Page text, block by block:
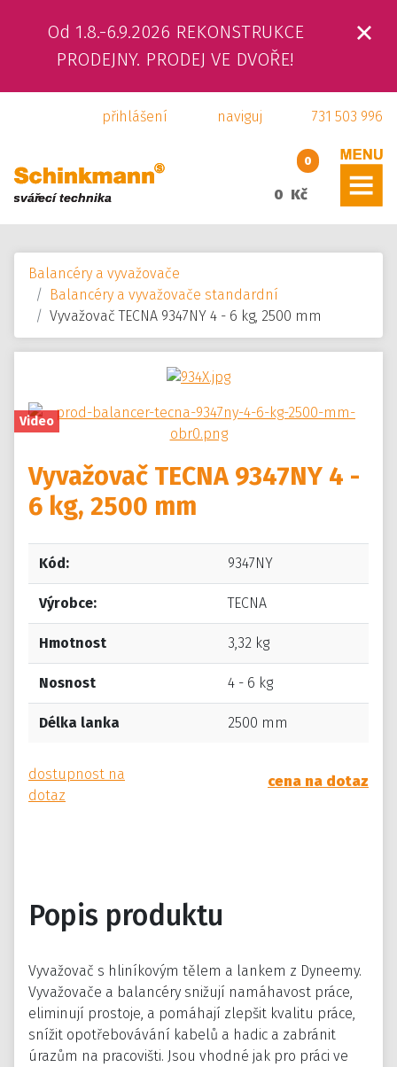
Od 1.8.-6.9.2026 REKONSTRUKCE
PRODEJNY. PRODEJ VE DVOŘE!
731 503 996
naviguj
přihlášení
0
0 Kč
ÚVOD
KAMENNÁ PRODEJNA
KONTAKTY
E-SHOP
Balancéry a vyvažovače
Balancéry a vyvažovače standardní
Vyvažovač TECNA 9347NY 4 - 6 kg, 2500 mm
Video
Vyvažovač TECNA 9347NY 4 -
6 kg, 2500 mm
Kód: 9347NY
Výrobce: TECNA
Hmotnost 3,32 kg
Nosnost 4 - 6 kg
Délka lanka 2500 mm
dostupnost na
dotaz
cena na dotaz
Popis produktu
Vyvažovač s hliníkovým tělem a lankem z Dyneemy.
Vyvažovače a balancéry snižují namáhavost práce,
eliminují prostoje, a pomáhají zlepšit kvalitu práce,
snížit opotřebovávání kabelů a hadic a zabránit
úrazům na pracovišti. Jsou vhodné jak pro práci ve